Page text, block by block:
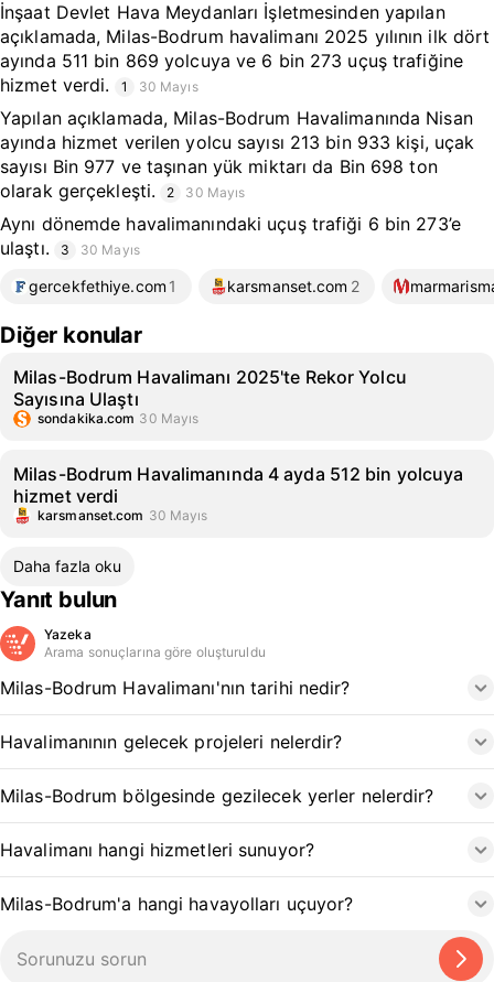
İnşaat Devlet Hava Meydanları İşletmesinden yapılan
açıklamada, Milas-Bodrum havalimanı 2025 yılının ilk dört
ayında 511 bin 869 yolcuya ve 6 bin 273 uçuş trafiğine
hizmet verdi.
1 30 Mayıs
Yapılan açıklamada, Milas-Bodrum Havalimanında Nisan
ayında hizmet verilen yolcu sayısı 213 bin 933 kişi, uçak
sayısı Bin 977 ve taşınan yük miktarı da Bin 698 ton
olarak gerçekleşti.
2 30 Mayıs
Aynı dönemde havalimanındaki uçuş trafiği 6 bin 273’e
ulaştı.
3 30 Mayıs
gercekfethiye.com 1 karsmanset.com 2
Diğer konular
Milas-Bodrum Havalimanı 2025'te Rekor Yolcu
Sayısına Ulaştı
sondakika.com 30 Mayıs
Milas-Bodrum Havalimanında 4 ayda 512 bin yolcuya
hizmet verdi
karsmanset.com 30 Mayıs
Daha fazla oku
Yanıt bulun
Yazeka
Arama sonuçlarına göre oluşturuldu
Milas-Bodrum Havalimanı'nın tarihi nedir?
Havalimanının gelecek projeleri nelerdir?
Milas-Bodrum bölgesinde gezilecek yerler nelerdir?
Havalimanı hangi hizmetleri sunuyor?
Milas-Bodrum'a hangi havayolları uçuyor?